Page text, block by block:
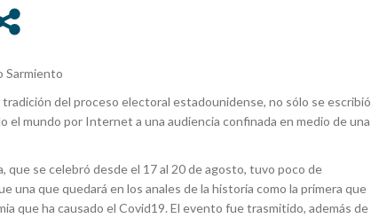
Sarmiento
tradición del proceso electoral estadounidense, no sólo se escribió
el mundo por Internet a una audiencia confinada en medio de una
que se celebró desde el 17 al 20 de agosto, tuvo poco de
una que quedará en los anales de la historia como la primera que
que ha causado el Covid19. El evento fue trasmitido, además de